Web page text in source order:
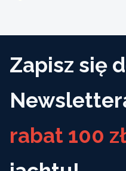
Zapisz się
rabat 100 zł